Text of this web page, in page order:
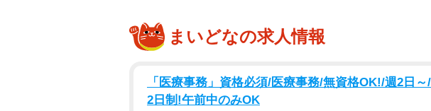
そんなある日、Aさんは隣町の大型ショッピングセンター
かな電子音と共にゲートが開きました。片道数百円の電車
Aさんは少しだけ心が弾むのを感じました。
まいどなの求人情報
「医療事務」資格必須/医療事務/無資格OK!/週2日
2日制!午前中のみOK